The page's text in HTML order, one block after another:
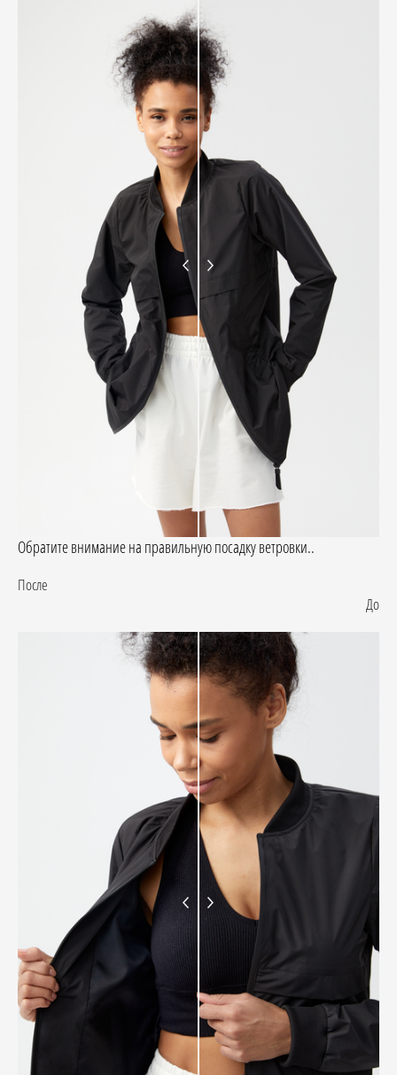
Обратите внимание на правильную посадку ветровки..
После
До